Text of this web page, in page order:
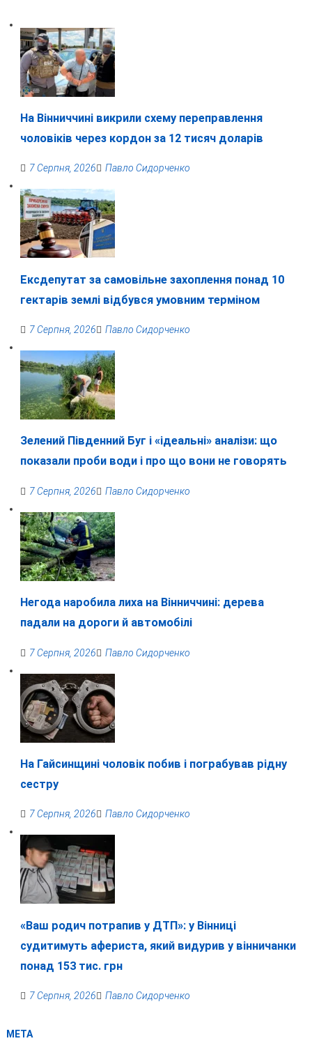
На Вінниччині викрили схему переправлення
чоловіків через кордон за 12 тисяч доларів
7 Серпня, 2026 Павло Сидорченко
Ексдепутат за самовільне захоплення понад 10
гектарів землі відбувся умовним терміном
7 Серпня, 2026 Павло Сидорченко
Зелений Південний Буг і «ідеальні» аналізи: що
показали проби води і про що вони не говорять
7 Серпня, 2026 Павло Сидорченко
Негода наробила лиха на Вінниччині: дерева
падали на дороги й автомобілі
7 Серпня, 2026 Павло Сидорченко
На Гайсинщині чоловік побив і пограбував рідну
сестру
7 Серпня, 2026 Павло Сидорченко
«Ваш родич потрапив у ДТП»: у Вінниці
судитимуть афериста, який видурив у вінничанки
понад 153 тис. грн
7 Серпня, 2026 Павло Сидорченко
МЕТА